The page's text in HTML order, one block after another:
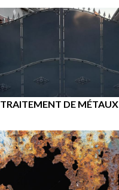
TRAITEMENT DE MÉTAUX